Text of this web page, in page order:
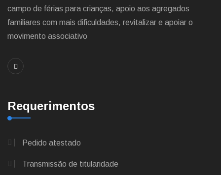
campo de férias para crianças, apoio aos agregados
familiares com mais dificuldades, revitalizar e apoiar o
movimento associativo
Requerimentos
Pedido atestado
Transmissão de titularidade